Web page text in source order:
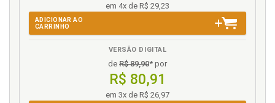
Ideologia(s) e ciências sociais (Economia e Direito),
p. 19
Ideologia. Alterações na Constituição Econômica de
1988 e suas influências ideológicas, p. 100
Ideologia. Noção(ões) de ideologia(s), p. 23
Ideologias econômicas. Breves apontamentos sobre
a história do pensamento econômico, p. 32
em 4x de R$ 29,23
ADICIONAR AO
CARRINHO
VERSÃO DIGITAL
de R$ 89,90* por
R$ 80,91
em 3x de R$ 26,97